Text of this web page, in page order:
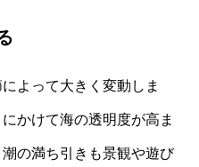
よって大きく変動しま
かけて海の透明度が高ま
の満ち引きも景観や遊び